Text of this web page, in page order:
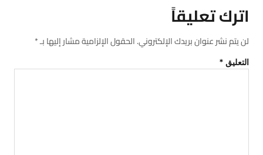
اترك تعليقاً
لن يتم نشر عنوان بريدك الإلكتروني.الحقول الإلزامية مشار إليها بـ*
التعليق *